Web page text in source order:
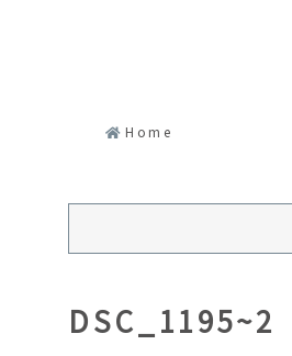
Home
DSC_1195~2